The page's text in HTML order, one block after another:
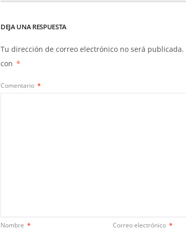
DEJA UNA RESPUESTA
Tu dirección de correo electrónico no será publicada.
con *
Comentario *
Nombre * Correo electrónico *